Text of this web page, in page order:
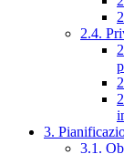
2.4.
3.
3.1.